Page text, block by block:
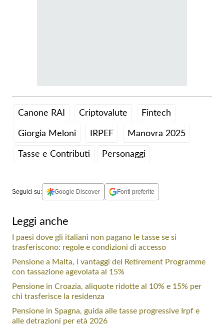
Canone RAI Criptovalute Fintech
Giorgia Meloni IRPEF Manovra 2025
Tasse e Contributi Personaggi
Seguici su: Google Discover Fonti preferite
Leggi anche
I paesi dove gli italiani non pagano le tasse se si
trasferiscono: regole e condizioni di accesso
Pensione a Malta, i vantaggi del Retirement Programme
con tassazione agevolata al 15%
Pensione in Croazia, aliquote ridotte al 10% e 15% per
chi trasferisce la residenza
Pensione in Spagna, guida alle tasse progressive Irpf e
alle detrazioni per età 2026